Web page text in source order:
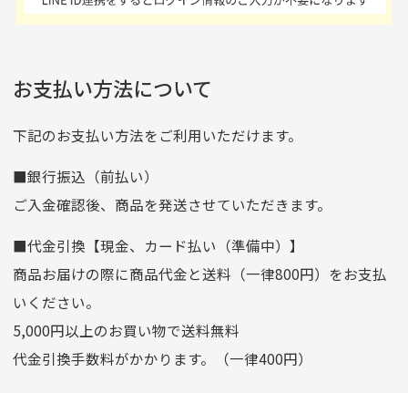
いるので新作チェックす
れあり」と記載ありまし
[…]
ご注文頂いてから7日以内をお振込み期限とさせ
りますのでご了承くださいませ。
支店名
和歌山支店
口座種別
普通
口座番号
0255557
口座名義
株式会社一条
ゆうちょ銀行
ゆうちょ間
記号
14710
の場合
お支払い方法について
下記のお支払い方法をご利用いただけます。
■銀行振込（前払い）
ご入金確認後、商品を発送させていただきます。
■代金引換【現金、カード払い（準備中）】
商品お届けの際に商品代金と送料（一律800円）をお支払
いください。
5,000円以上のお買い物で送料無料
代金引換手数料がかかります。（一律400円）